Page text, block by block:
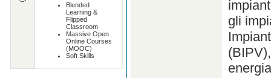
Blended
Learning &
Flipped
Classroom
Massive Open
Online Courses
(MOOC)
Soft Skills
gli